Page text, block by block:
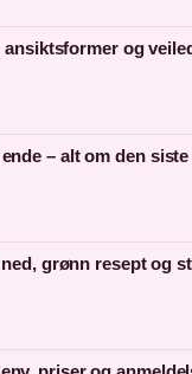
og
– alt om den
grønn resept og